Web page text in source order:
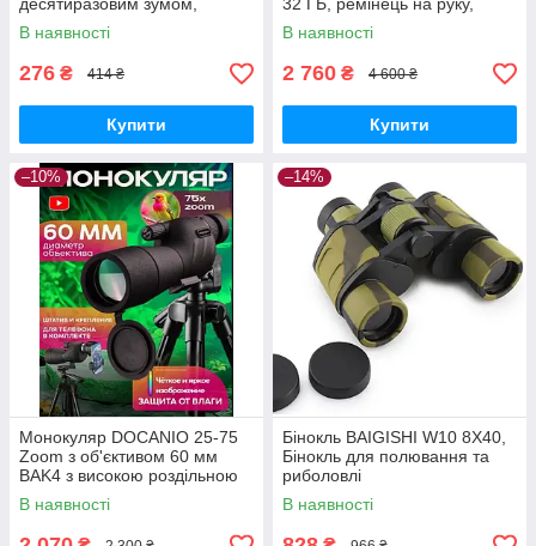
прогумований + чохол
В наявності
276 ₴ 414 ₴
Купити
1,54-дюймовий TFT РК-
дисплей, високочутливий
В наявності
2 760 ₴ 4 600 ₴
Купити
–10%
Монокуляр DOCANIO 25-75
Zoom з об'єктивом 60 мм
BAK4 з високою роздільною
здатністю
В наявності
–14%
Бінокль BAIGISHI W10 8X40,
Бінокль для полювання та
риболовлі
В наявності